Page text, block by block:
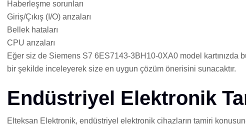
Haberleşme sorunları
Giriş/Çıkış (I/O) arızaları
Bellek hataları
CPU arızaları
Eğer siz de Siemens S7 6ES7143-3BH10-0XA0 model kartınızda
bir şekilde inceleyerek size en uygun çözüm önerisini sunacaktır.
Endüstriyel Elektronik
Elteksan Elektronik, endüstriyel elektronik cihazların tamiri